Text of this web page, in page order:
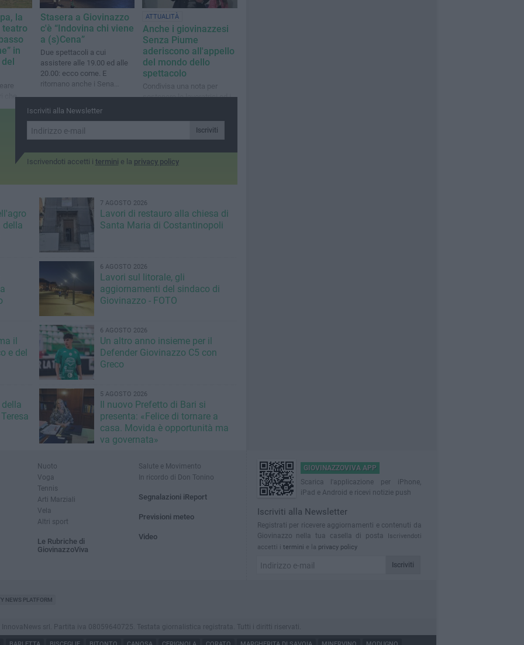
la
teatro
in
che
Stasera a Giovinazzo
c'è “Indovina chi viene
a (s)Cena”
Due spettacoli a cui
assistere alle 19.00 ed alle
20.00: ecco come. E
ritornano anche i Sena
ATTUALITÀ
Anche i giovinazzesi
Senza Piume
aderiscono all'appello
del mondo dello
spettacolo
Condivisa una nota per
sostenere le lavoratrici ed i
Iscriviti alla Newsletter
Iscriviti
Iscrivendoti accetti i termini e la privacy policy
della
7 AGOSTO 2026
Lavori di restauro alla chiesa di
Santa Maria di Costantinopoli
6 AGOSTO 2026
Lavori sul litorale, gli
aggiornamenti del sindaco di
Giovinazzo - FOTO
il
e del
6 AGOSTO 2026
Un altro anno insieme per il
Defender Giovinazzo C5 con
Greco
5 AGOSTO 2026
Il nuovo Prefetto di Bari si
presenta: «Felice di tornare a
casa. Movida è opportunità ma
va governata»
Nuoto
Voga
Tennis
Arti Marziali
Vela
Altri sport
Le Rubriche di
GiovinazzoViva
Salute e Movimento
In ricordo di Don Tonino
Segnalazioni iReport
Previsioni meteo
Video
GIOVINAZZOVIVA APP
Scarica l'applicazione per iPhone,
iPad e Android e ricevi notizie push
Iscriviti alla Newsletter
Registrati per ricevere aggiornamenti e contenuti da
Giovinazzo nella tua casella di posta
Iscrivendoti
accetti i termini e la privacy policy
Iscriviti
NEWS PLATFORM
srl. Partita iva 08059640725. Testata giornalistica registrata. Tutti i diritti riservati.